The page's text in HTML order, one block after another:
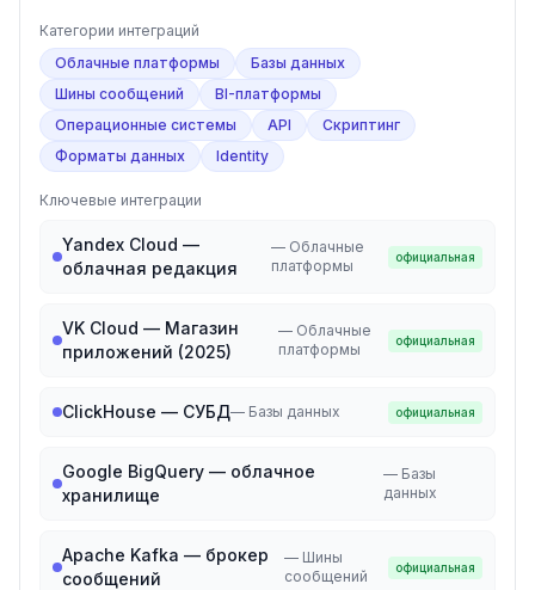
Категории интеграций
Облачные платформы
Базы данных
Шины сообщений
BI-платформы
Операционные системы
API
Скриптинг
Форматы данных
Identity
Ключевые интеграции
Yandex Cloud —
облачная редакция
— Облачные
платформы
официальная
VK Cloud — Магазин
приложений (2025)
— Облачные
платформы
официальная
ClickHouse — СУБД— Базы данных официальная
Google BigQuery — облачное
хранилище
— Базы
данных
Apache Kafka — брокер
сообщений
— Шины
сообщений
официальная